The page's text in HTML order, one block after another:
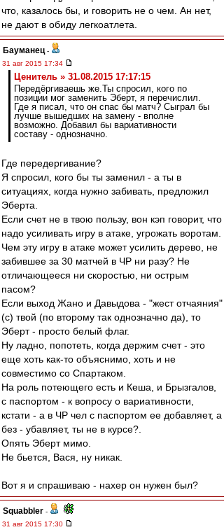
что, казалось бы, и говорить не о чем. Ан нет,
не дают в обиду легкоатлета.
Бауманец -
31 авг 2015 17:34
Ценитель » 31.08.2015 17:17:15
Передёргиваешь же.Ты спросил, кого по
позиции мог заменить Эберт, я перечислил.
Где я писал, что он спас бы матч? Сыграл бы
лучше вышедших на замену - вполне
возможно. Добавил бы вариативности
составу - однозначно.
Где передергивание?
Я спросил, кого бы ты заменил - а ты в
ситуациях, когда нужно забивать, предложил
Эберта.
Если счет не в твою пользу, вон кэп говорит, что
надо усиливать игру в атаке, угрожать воротам.
Чем эту игру в атаке может усилить дерево, не
забившее за 30 матчей в ЧР ни разу? Не
отличающееся ни скоростью, ни острым
пасом?
Если выход Жано и Давыдова - "жест отчаяния"
(с) твой (по второму так однозначно да), то
Эберт - просто белый флаг.
Ну ладно, попотеть, когда держим счет - это
еще хоть как-то объяснимо, хоть и не
совместимо со Спартаком.
На роль потеющего есть и Кеша, и Брызгалов,
с паспортом - к вопросу о вариативности,
кстати - а в ЧР чел с паспортом ее добавляет, а
без - убавляет, ты не в курсе?.
Опять Эберт мимо.
Не бьется, Вася, ну никак.
Вот я и спрашиваю - нахер он нужен был?
Squabbler -
31 авг 2015 17:30